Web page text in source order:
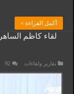
أكمل القراءة »
لقاء كاظم
تقارير ولقاءات 92